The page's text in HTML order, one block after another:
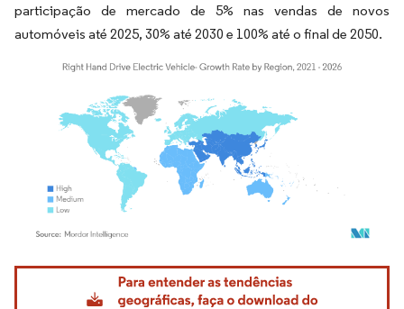
participação de mercado de 5% nas vendas de novos
automóveis até 2025, 30% até 2030 e 100% até o final de 2050.
Imagem © Mordor Intelligence. O reuso requer atribuição conforme CC BY 4.0.